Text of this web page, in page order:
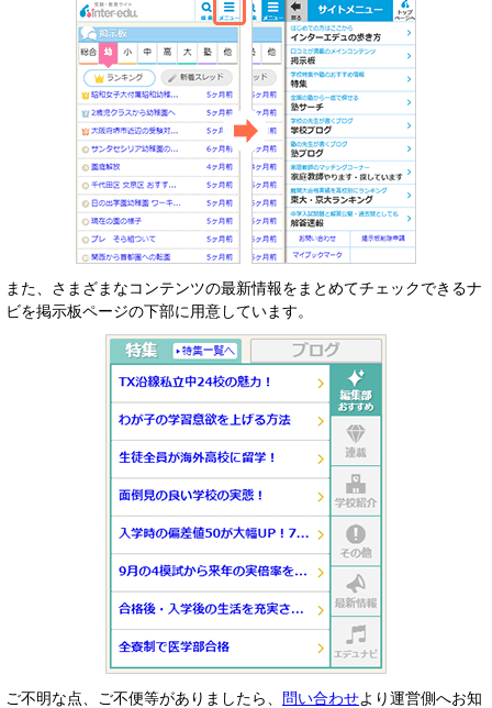
また、さまざまなコンテンツの最新情報をまとめてチェックできるナ
ビを掲示板ページの下部に用意しています。
ご不明な点、ご不便等がありましたら、 問い合わせより運営側へお知